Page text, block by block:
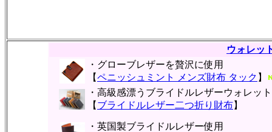
ウォレッ
・グローブレザーを贅沢に使用
【ペニッシュミント メンズ財布 タック 】
・高級感漂うブライドルレザーウォレット
【 ブライドルレザー二つ折り財布】
・英国製ブライドルレザー使用